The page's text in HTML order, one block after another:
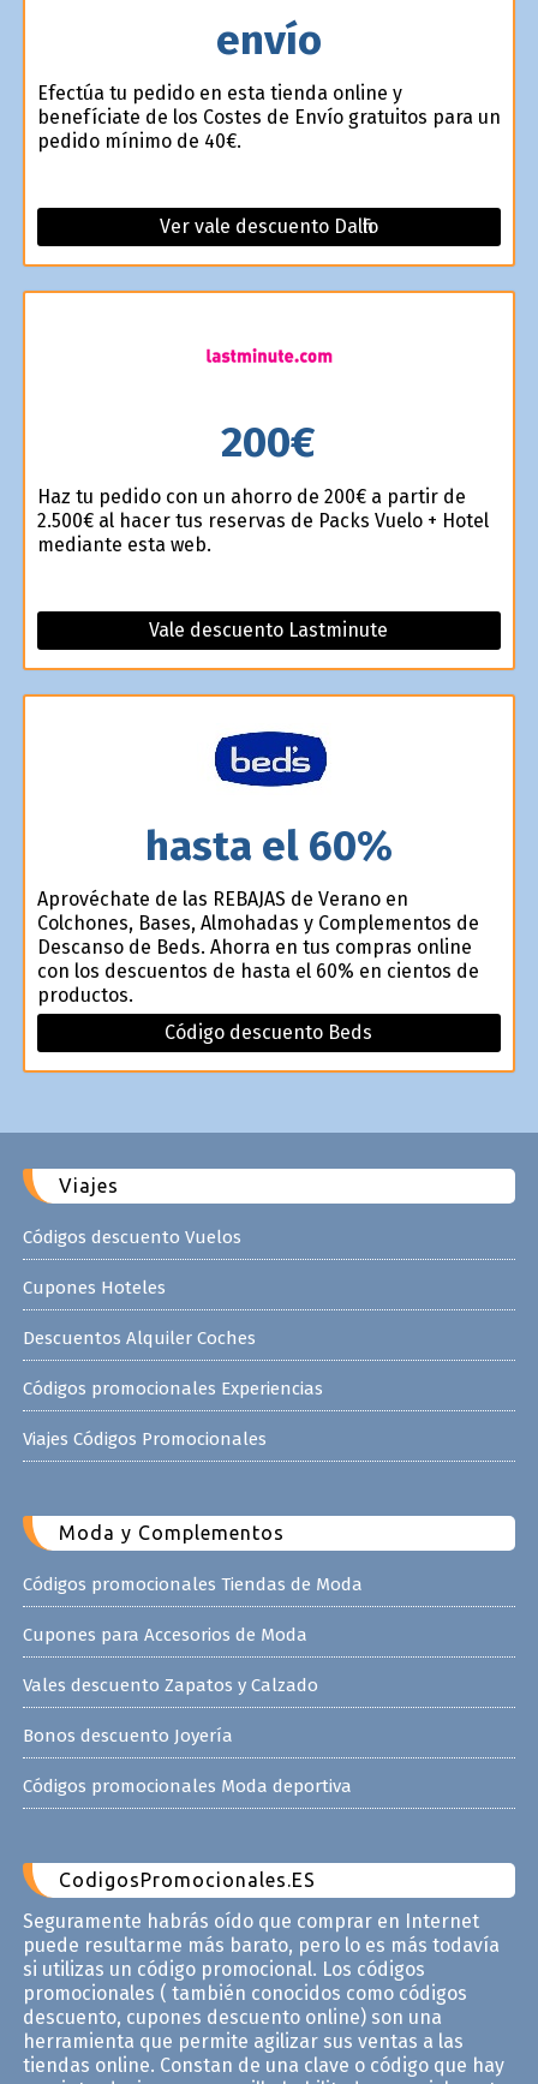
envío
Efectúa tu pedido en esta tienda online y
benefíciate de los Costes de Envío gratuitos para un
pedido mínimo de 40€.
Ver vale descuento Dalfilo
200€
Haz tu pedido con un ahorro de 200€ a partir de
2.500€ al hacer tus reservas de Packs Vuelo + Hotel
mediante esta web.
Vale descuento Lastminute
hasta el 60%
Aprovéchate de las REBAJAS de Verano en
Colchones, Bases, Almohadas y Complementos de
Descanso de Beds. Ahorra en tus compras online
con los descuentos de hasta el 60% en cientos de
productos.
Código descuento Beds
Viajes
Códigos descuento Vuelos
Cupones Hoteles
Descuentos Alquiler Coches
Códigos promocionales Experiencias
Viajes Códigos Promocionales
Moda y Complementos
Códigos promocionales Tiendas de Moda
Cupones para Accesorios de Moda
Vales descuento Zapatos y Calzado
Bonos descuento Joyería
Códigos promocionales Moda deportiva
CodigosPromocionales.ES
Seguramente habrás oído que comprar en Internet
puede resultarme más barato, pero lo es más todavía
si utilizas un código promocional. Los códigos
promocionales ( también conocidos como códigos
descuento, cupones descuento online) son una
herramienta que permite agilizar sus ventas a las
tiendas online. Constan de una clave o código que hay